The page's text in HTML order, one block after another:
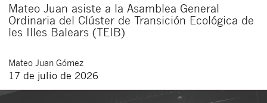
Mateo Juan asiste a la Asamblea General
Ordinaria del Clúster de Transición Ecológica de
les Illes Balears (TEIB)
Mateo Juan Gómez
17 de julio de 2026